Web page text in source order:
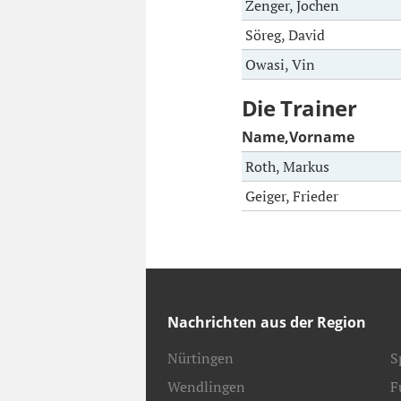
Zenger, Jochen
Söreg, David
Owasi, Vin
Die Trainer
Name,Vorname
Roth, Markus
Geiger, Frieder
Nachrichten aus der Region
Nürtingen
Wendlingen